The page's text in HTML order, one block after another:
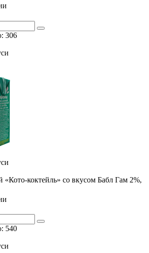
306
коктейль» со вкусом Бабл Гам 2%,
540